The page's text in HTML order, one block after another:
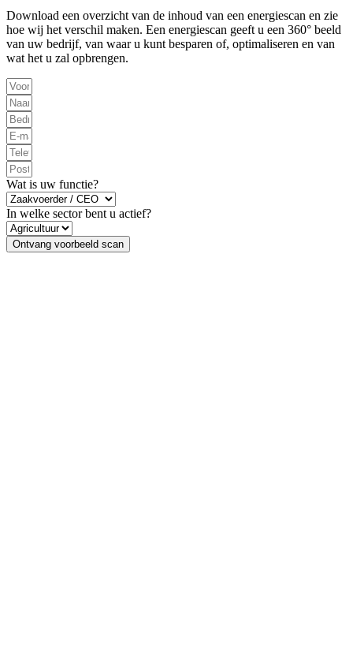
Download een overzicht van de inhoud van een energiescan en zie
hoe wij het verschil maken. Een energiescan geeft u een 360° beeld
van uw bedrijf, van waar u kunt besparen of, optimaliseren en van
wat het u zal opbrengen.
Wat is uw functie?
In welke sector bent u actief?
Ontvang voorbeeld scan